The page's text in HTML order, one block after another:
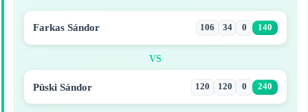
Farkas Sándor 106 34 0 140
VS
Püski Sándor 120 120 0 240